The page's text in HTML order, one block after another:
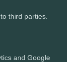
third parties.
and Google